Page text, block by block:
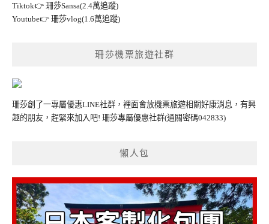
Tiktok👉 珊莎Sansa(2.4萬追蹤)
Youtube👉 珊莎vlog(1.6萬追蹤)
珊莎機票旅遊社群
珊莎創了一專屬優惠LINE社群，裡面會放機票旅遊相關好康消息，有興
趣的朋友，趕緊來加入吧! 珊莎專屬優惠社群(通關密碼042833)
懶人包